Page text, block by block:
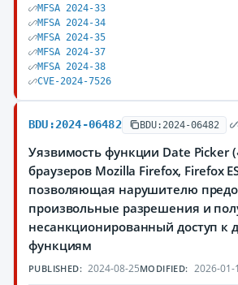
MFSA 2024-33
MFSA 2024-34
MFSA 2024-35
MFSA 2024-37
MFSA 2024-38
CVE-2024-7526
BDU:2024-06482 BDU:2024-06482
Уязвимость функции Date Picker
браузеров Mozilla Firefox, Firefox
позволяющая нарушителю
произвольные разрешения и
несанкционированный доступ к
функциям
PUBLISHED: 2024-08-25MODIFIED: 2026-01-